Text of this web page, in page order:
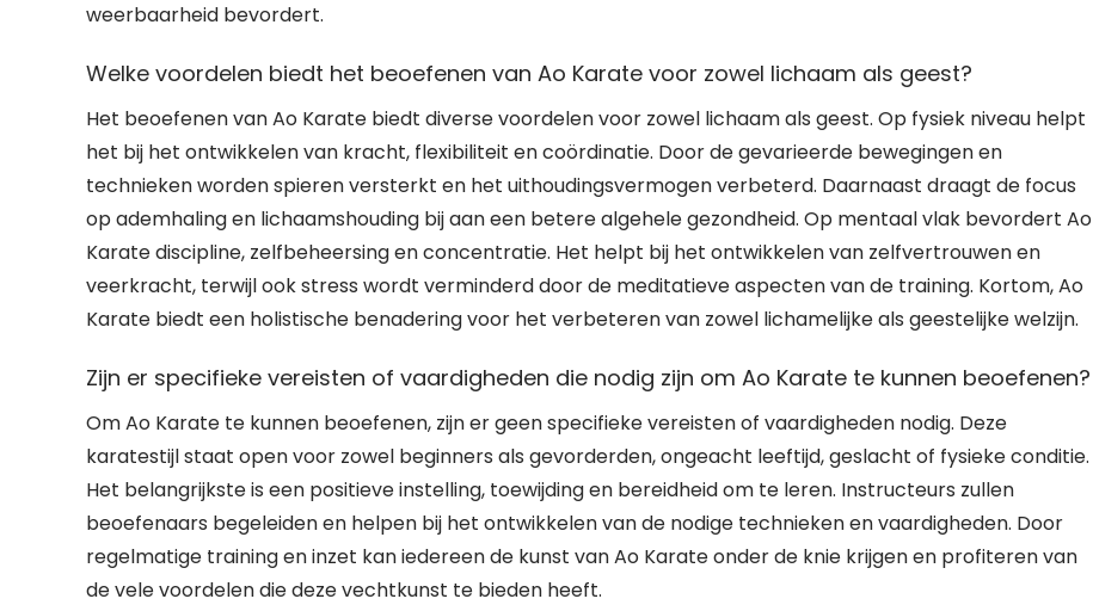
weerbaarheid bevordert.
Welke voordelen biedt het beoefenen van Ao Karate voor zowel lichaam als geest?
Het beoefenen van Ao Karate biedt diverse voordelen voor zowel lichaam als geest. Op fysiek niveau helpt
het bij het ontwikkelen van kracht, flexibiliteit en coördinatie. Door de gevarieerde bewegingen en
technieken worden spieren versterkt en het uithoudingsvermogen verbeterd. Daarnaast draagt de focus
op ademhaling en lichaamshouding bij aan een betere algehele gezondheid. Op mentaal vlak bevordert Ao
Karate discipline, zelfbeheersing en concentratie. Het helpt bij het ontwikkelen van zelfvertrouwen en
veerkracht, terwijl ook stress wordt verminderd door de meditatieve aspecten van de training. Kortom, Ao
Karate biedt een holistische benadering voor het verbeteren van zowel lichamelijke als geestelijke welzijn.
Zijn er specifieke vereisten of vaardigheden die nodig zijn om Ao Karate te kunnen beoefenen?
Om Ao Karate te kunnen beoefenen, zijn er geen specifieke vereisten of vaardigheden nodig. Deze
karatestijl staat open voor zowel beginners als gevorderden, ongeacht leeftijd, geslacht of fysieke conditie.
Het belangrijkste is een positieve instelling, toewijding en bereidheid om te leren. Instructeurs zullen
beoefenaars begeleiden en helpen bij het ontwikkelen van de nodige technieken en vaardigheden. Door
regelmatige training en inzet kan iedereen de kunst van Ao Karate onder de knie krijgen en profiteren van
de vele voordelen die deze vechtkunst te bieden heeft.